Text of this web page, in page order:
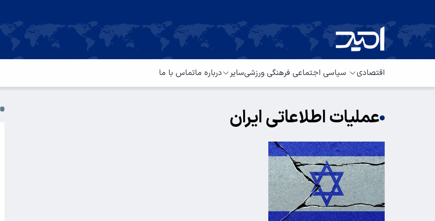
اقتصادی سیاسی اجتماعی فرهنگی ورزشیسایر درباره ماتماس با ما
عملیات اطلاعاتی ایران